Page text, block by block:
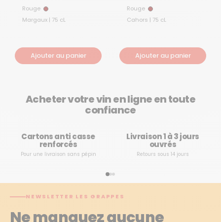
Rouge Rouge
Margaux | 75 cL
Ajouter au panier
Rouge Rouge
Cahors | 75 cL
Ajouter au panier
Acheter votre vin en ligne en toute
confiance
Cartons anti casse
renforcés
Pour une livraison sans pépin
Livraison 1 à 3 jours
ouvrés
Retours sous 14 jours
NEWSLETTER LES GRAPPES
Ne manquez aucune